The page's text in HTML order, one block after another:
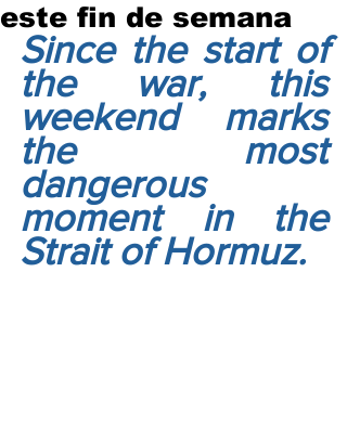
este fin de semana
Since the start of
the war, this
weekend marks
the most
dangerous
moment in the
Strait of Hormuz.